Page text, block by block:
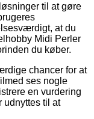
til at gøre
at du
Midi Perler
du køber.
chancer for at
ses nogle
en vurdering
udnyttes til at